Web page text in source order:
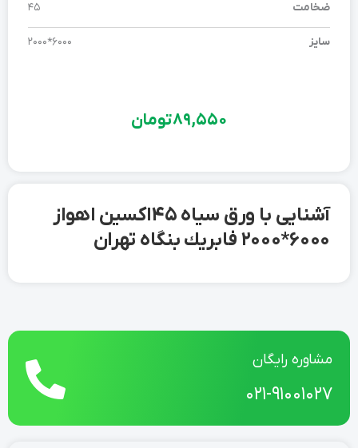
مشاوره رایگان
021-91001027
ضخامت 45
سایز 6000*2000
89,550تومان
آشنایی با ورق سیاه 45 اکسین اهواز
6000*2000 فابريك بنگاه تهران